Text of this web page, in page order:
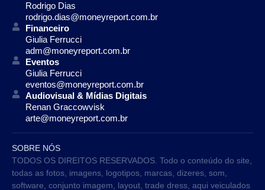
Rodrigo Dias
rodrigo.dias@moneyreport.com.br
Financeiro
Giulia Ferrucci
adm@moneyreport.com.br
Eventos
Giulia Ferrucci
eventos@moneyreport.com.br
Audiovisual & Mídias Digitais
Renan Graccowvisk
arte@moneyreport.com.br
SOBRE NÓS
TODOS OS DIREITOS RESERVADOS. Todo o conteúdo do site,
todas as fotos, imagens, logotipos, marcas, dizeres, som,
software, conjunto imagem, layout, trade dress, aqui veiculados